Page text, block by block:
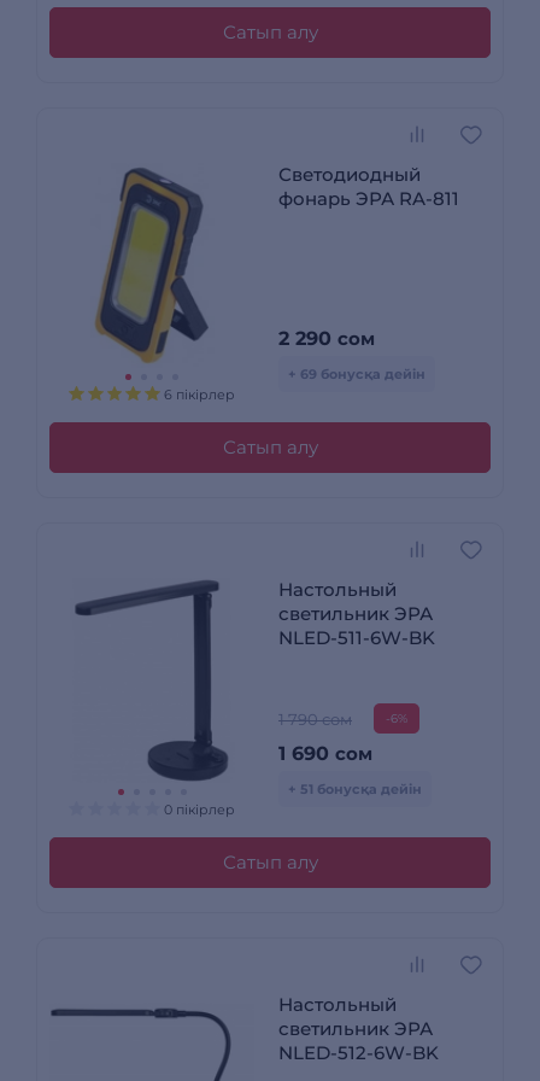
Сатып алу
6 пікірлер
Светодиодный
фонарь ЭРА RA-811
2 290 сом
+ 69 бонусқа дейін
Сатып алу
0 пікірлер
Настольный
светильник ЭРА
NLED-511-6W-BK
1 790 сом -6%
1 690 сом
+ 51 бонусқа дейін
Сатып алу
Настольный
светильник ЭРА
NLED-512-6W-BK